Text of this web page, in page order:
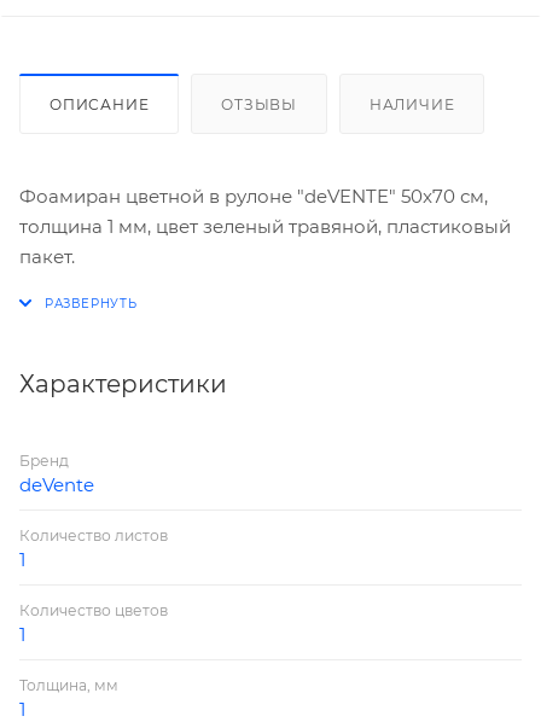
ОПИСАНИЕ ОТЗЫВЫ НАЛИЧИЕ
Фоамиран цветной в рулоне "deVENTE" 50x70 см,
толщина 1 мм, цвет зеленый травяной, пластиковый
пакет.
Характеристики
Бренд
deVente
Количество листов
1
Количество цветов
1
Толщина, мм
1